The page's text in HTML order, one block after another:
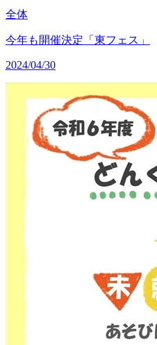
全体
今年も開催決定「東フェス」
2024/04/30